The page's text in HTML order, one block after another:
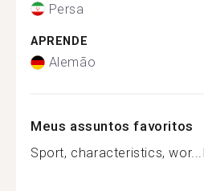
Persa
APRENDE
Alemão
Meus assuntos favoritos
Sport, characteristics, wor...